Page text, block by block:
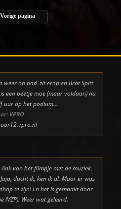
pagina
weer op pad’ zit erop en Brat Spitt
een beetje moe (maar voldaan) na
uur op het podium…
VPRO
link van het filmpje met de muziek,
dacht ik, ken ik al. Maar er was
te zijn! En het is gemaakt door
(VZP). Weer wat geleerd.